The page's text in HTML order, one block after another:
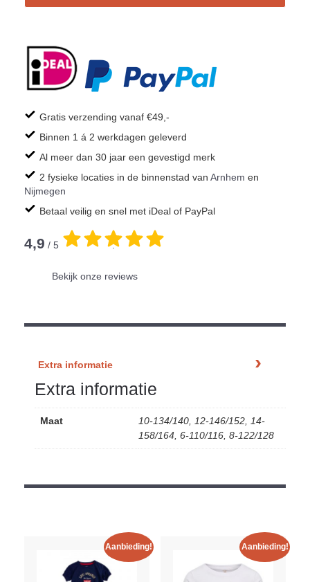
Gratis verzending vanaf €49,-
Binnen 1 á 2 werkdagen geleverd
Al meer dan 30 jaar een gevestigd merk
2 fysieke locaties in de binnenstad van Arnhem en
Nijmegen
Betaal veilig en snel met iDeal of PayPal
4,9 / 5 .
Bekijk onze reviews
Extra informatie
Extra informatie
Maat
10-134/140, 12-146/152, 14-
158/164, 6-110/116, 8-122/128
Aanbieding! Aanbieding!